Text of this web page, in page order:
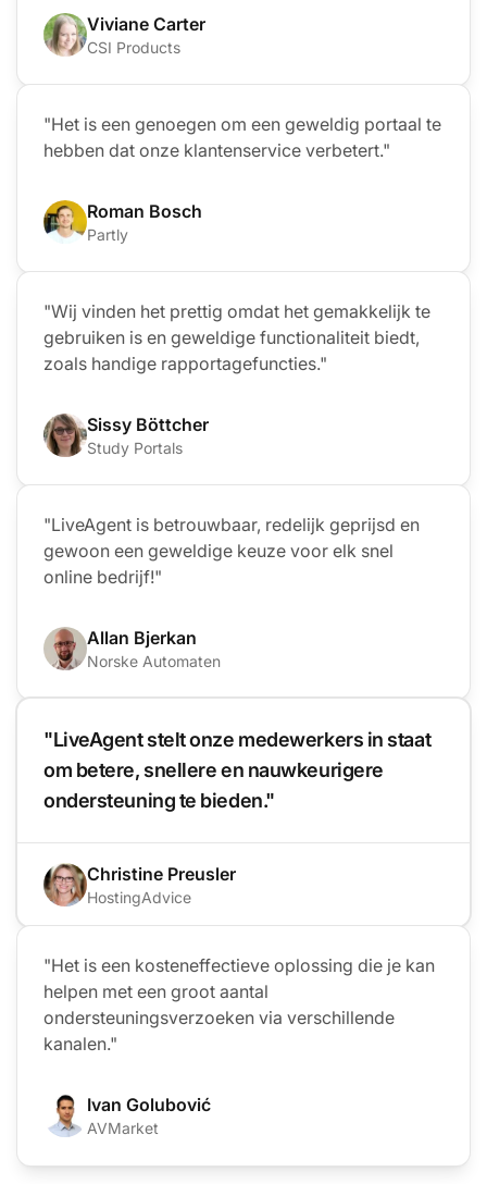
Viviane Carter
CSI Products
"Het is een genoegen om een geweldig portaal te
hebben dat onze klantenservice verbetert."
Roman Bosch
Partly
"Wij vinden het prettig omdat het gemakkelijk te
gebruiken is en geweldige functionaliteit biedt,
zoals handige rapportagefuncties."
Sissy Böttcher
Study Portals
"LiveAgent is betrouwbaar, redelijk geprijsd en
gewoon een geweldige keuze voor elk snel
online bedrijf!"
Allan Bjerkan
Norske Automaten
"LiveAgent stelt onze medewerkers in staat
om betere, snellere en nauwkeurigere
ondersteuning te bieden."
Christine Preusler
HostingAdvice
"Het is een kosteneffectieve oplossing die je kan
helpen met een groot aantal
ondersteuningsverzoeken via verschillende
kanalen."
Ivan Golubović
AVMarket